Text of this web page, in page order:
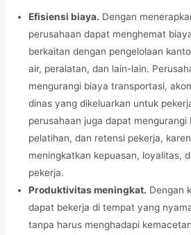
Efisiensi biaya. Dengan
perusahaan dapat menghemat
berkaitan dengan pengelolaan
air, peralatan, dan lain-lain.
mengurangi biaya transportasi,
dinas yang dikeluarkan untuk
perusahaan juga dapat mengurangi
pelatihan, dan retensi pekerja,
meningkatkan kepuasan, loyalitas,
pekerja.
Produktivitas meningkat. Dengan
dapat bekerja di tempat yang
tanpa harus menghadapi